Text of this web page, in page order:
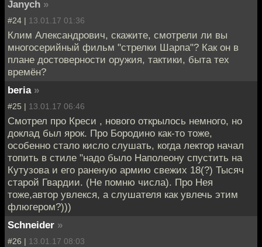
Janych »
#24 | 13.01.17 01:36
Клим Александрович, скажите, смотрели ли вы
многосерийный фильм "стрелки Шарпа"? Как он в
плане достоверности оружия, тактики, быта тех
времён?
beria »
#25 | 13.01.17 06:46
Смотрел про Креси , нового открылось немного, но
доклад был ярок. Про Бородино как-то тоже,
особенно стало кисло слушать, когда лектор начал
топить в стиле "надо было Наполеону спустить на
Кутузова и его раненую армию свежих 18(?) Тысяч
старой Гвардии. (Не помню числа). Про Нея
тоже,автор увлекся, а слушателя как увлечь этим
флюгером?)))
Schneider »
#26 | 13.01.17 08:03